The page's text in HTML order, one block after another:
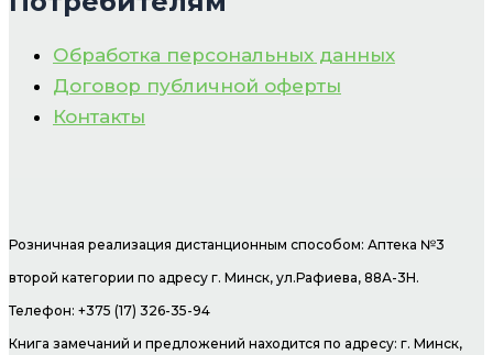
Обработка персональных данных
Договор публичной оферты
Контакты
Розничная реализация дистанционным способом: Аптека №3
второй категории по адресу г. Минск, ул.Рафиева, 88А-3Н.
Телефон: +375 (17) 326-35-94
Книга замечаний и предложений находится по адресу: г. Минск,